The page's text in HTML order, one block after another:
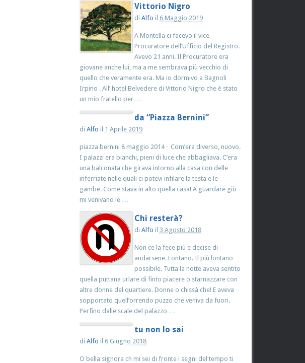
Vittorio Nigro
di Alfo il 6 Maggio 2019
A Montella ci facevo il vice
Procuratore dell’Ufficio del Registro.
Avevo 21 anni. Il Procuratore era
giovane anche lui, ma a me sembrava più vecchio di
quello che veramente era. Ma io dormivo a Bagnoli
Irpino . All’ hotel Belvedere di Vittorio Nigro che è stato
un mio fratello per …
da “Piazza Bernini”
diAlfo il 1 Aprile 2019
piazza bernini 8 maggio 2014 · Com’era diverso, nuovo.
I palazzi era bianchi, pieni di luce che abbagliava. C’era
una balconata che girava intorno alla casa con delle
inferriate nelle quali ci potevi infilare la testa e le
gambe. Come stava in alto quella casa! A guardare giù
mi venivano le …
Chi resterà?
di Alfo il 3 Agosto 2018
Non ce la fece più e decise di
andarsene. Lontano. Il più lontano
possibile. Tutta la notte aveva sentito
quella puttana urlare di finto piacere o starnazzare con
altre donne del quartiere. Donne o chissà che! E aveva
sopportato quell’orrendo puzzo che veniva da fuori.
Perfino dalle scale del palazzo …
tu non lo sai
diAlfo il 6 Giugno 2018
O bella signora ch mi sei di fronte i segni del tempo ti